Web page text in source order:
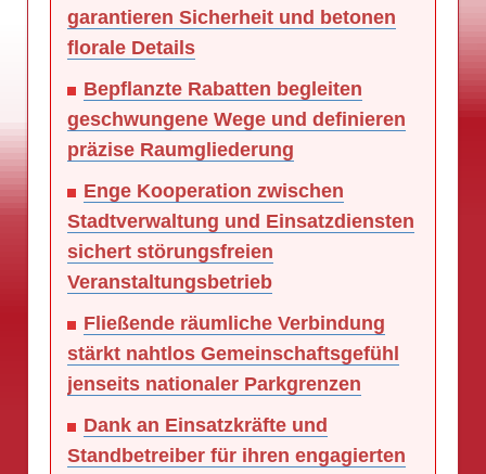
garantieren Sicherheit und betonen
florale Details
Bepflanzte Rabatten begleiten
geschwungene Wege und definieren
präzise Raumgliederung
Enge Kooperation zwischen
Stadtverwaltung und Einsatzdiensten
sichert störungsfreien
Veranstaltungsbetrieb
Fließende räumliche Verbindung
stärkt nahtlos Gemeinschaftsgefühl
jenseits nationaler Parkgrenzen
Dank an Einsatzkräfte und
Standbetreiber für ihren engagierten